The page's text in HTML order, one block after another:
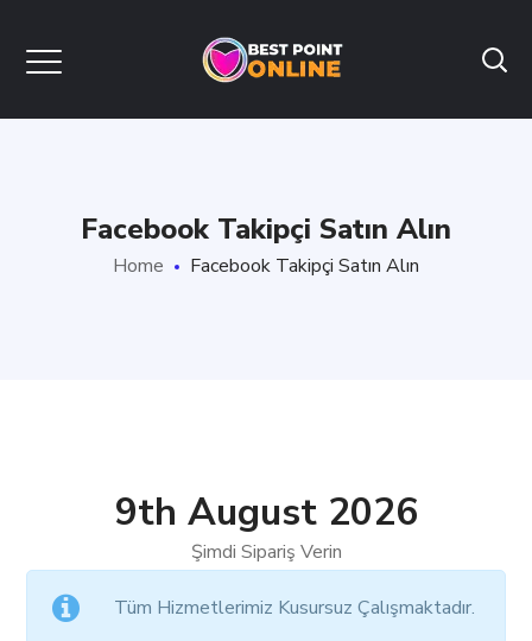
Facebook Takipçi Satın Alın
Home Facebook Takipçi Satın Alın
9th August 2026
Şimdi Sipariş Verin
Tüm Hizmetlerimiz Kusursuz Çalışmaktadır.